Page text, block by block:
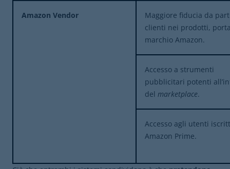
Amazon Vendor
Maggiore fiducia da
clienti nei prodotti,
marchio Amazon.
Accesso a strumenti
pubblicitari potenti
del marketplace.
Accesso agli utenti
Amazon Prime.